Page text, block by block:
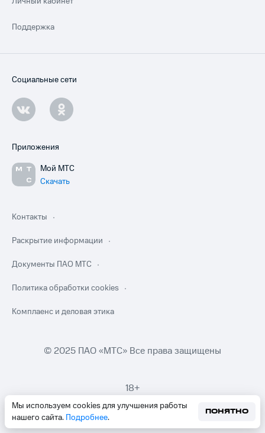
Мы используем cookies для улучшения работы
нашего сайта. Подробнее.
ПОНЯТНО
Поддержка
Социальные сети
Приложения
Мой МТС
Скачать
Контакты
Раскрытие информации
Документы ПАО МТС
Политика обработки cookies
Комплаенс и деловая этика
© 2025 ПАО «МТС» Все права защищены
18+